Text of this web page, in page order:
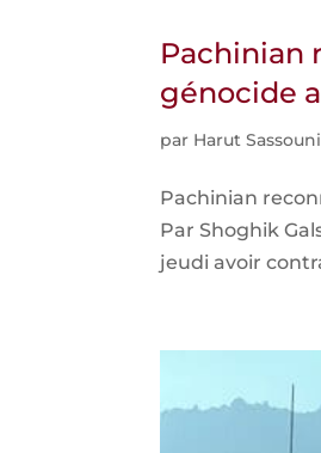
Pachinian
génocide
par Harut
Pachinian
Par Shoghik
jeudi avoir